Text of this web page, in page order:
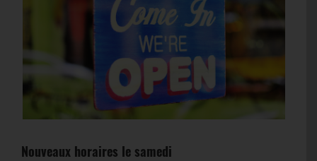
Nouveaux horaires le samedi